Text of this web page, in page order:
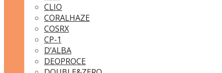
CLIO
CORALHAZE
COSRX
CP-1
D’ALBA
DEOPROCE